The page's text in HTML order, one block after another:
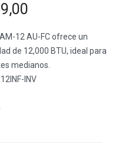
12 AU-FC ofrece un
de 12,000 BTU, ideal para
medianos.
INV